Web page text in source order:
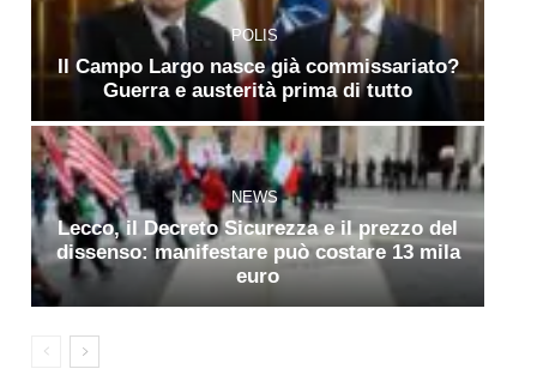
POLIS
Il Campo Largo nasce già commissariato?
Guerra e austerità prima di tutto
NEWS
Lecco, il Decreto Sicurezza e il prezzo del
dissenso: manifestare può costare 13 mila
euro